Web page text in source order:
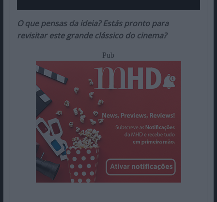
O que pensas da ideia? Estás pronto para
revisitar este grande clássico do cinema?
Pub